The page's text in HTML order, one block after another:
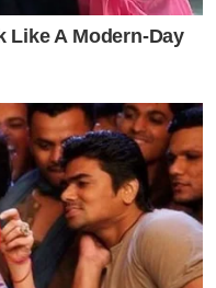
Like A Modern-Day